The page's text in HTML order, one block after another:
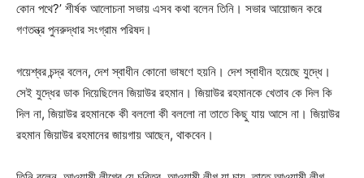
কোন পথে?’ শীর্ষক আলোচনা সভায় এসব কথা বলেন তিনি। সভার আয়োজন করে
গণতন্ত্র পুনরুদ্ধার সংগ্রাম পরিষদ।
গয়েশ্বর চন্দ্র বলেন, দেশ স্বাধীন কোনো ভাষণে হয়নি। দেশ স্বাধীন হয়েছে যুদ্ধে।
সেই যুদ্ধের ডাক দিয়েছিলেন জিয়াউর রহমান। জিয়াউর রহমানকে খেতাব কে দিল কি
দিল না, জিয়াউর রহমানকে কী বললো কী বললো না তাতে কিছু যায় আসে না। জিয়াউর
রহমান জিয়াউর রহমানের জায়গায় আছেন, থাকবেন।